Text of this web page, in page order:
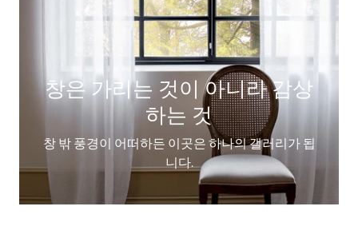
창은 가리는 것이 아니라 감상
하는 것
창 밖 풍경이 어떠하든 이곳은 하나의 갤러리가 됩
니다.